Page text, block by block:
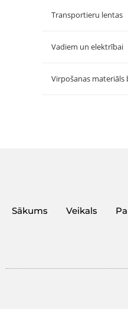
Transportieru lentas
Vadiem un elektrībai
Virpošanas materiāls
Sākums Veikals